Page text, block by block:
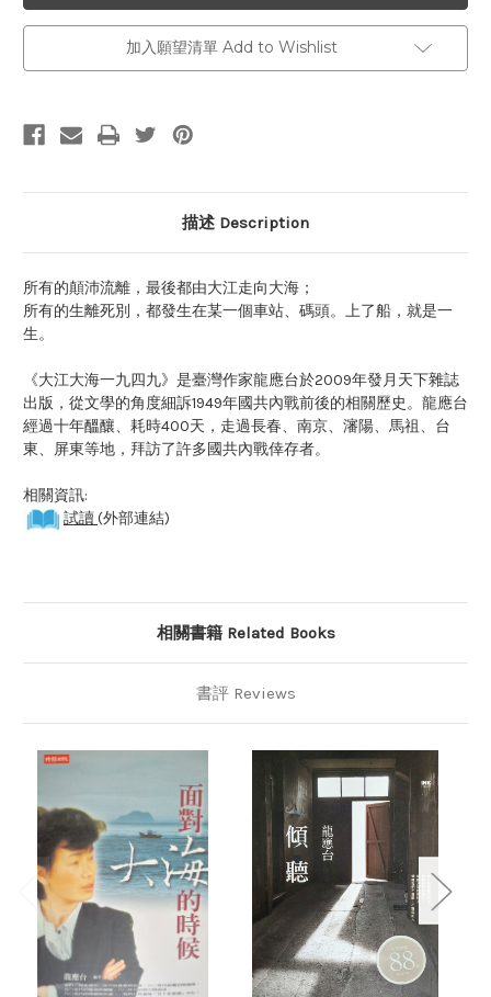
加入願望清單 Add to Wishlist
描述 Description
所有的顛沛流離，最後都由大江走向大海；
所有的生離死別，都發生在某一個車站、碼頭。上了船，就是一
生。
《大江大海一九四九》是臺灣作家龍應台於2009年發月天下雜誌
出版，從文學的角度細訴1949年國共內戰前後的相關歷史。龍應台
經過十年醞釀、耗時400天，走過長春、南京、瀋陽、馬祖、台
東、屏東等地，拜訪了許多國共內戰倖存者。
相關資訊:
試讀(外部連結)
相關書籍 Related Books
書評 Reviews